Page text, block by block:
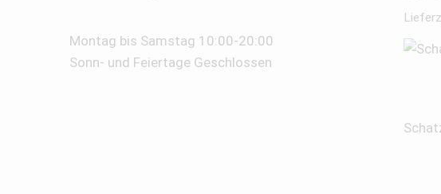
Montag bis Samstag 10:00-20:00
Sonn- und Feiertage Geschlossen